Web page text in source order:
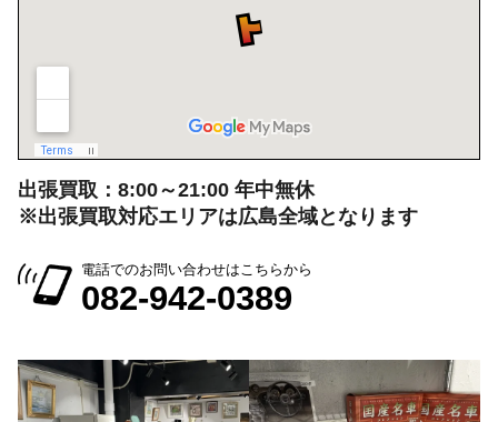
出張買取：8:00～21:00 年中無休
※出張買取対応エリアは広島全域となります
電話でのお問い合わせはこちらから
082-942-0389